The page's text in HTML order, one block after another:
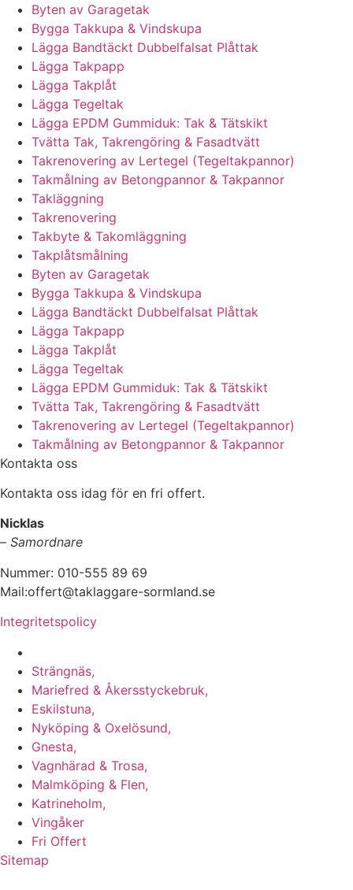
Byten av Garagetak
Bygga Takkupa & Vindskupa
Lägga Bandtäckt Dubbelfalsat Plåttak
Lägga Takpapp
Lägga Takplåt
Lägga Tegeltak
Lägga EPDM Gummiduk: Tak & Tätskikt
Tvätta Tak, Takrengöring & Fasadtvätt
Takrenovering av Lertegel (Tegeltakpannor)
Takmålning av Betongpannor & Takpannor
Takläggning
Takrenovering
Takbyte & Takomläggning
Takplåtsmålning
Byten av Garagetak
Bygga Takkupa & Vindskupa
Lägga Bandtäckt Dubbelfalsat Plåttak
Lägga Takpapp
Lägga Takplåt
Lägga Tegeltak
Lägga EPDM Gummiduk: Tak & Tätskikt
Tvätta Tak, Takrengöring & Fasadtvätt
Takrenovering av Lertegel (Tegeltakpannor)
Takmålning av Betongpannor & Takpannor
Kontakta oss
Kontakta oss idag för en fri offert.
Nicklas
– Samordnare
Nummer: 010-555 89 69
Mail:offert@taklaggare-sormland.se
Integritetspolicy
Strängnäs,
Mariefred & Åkersstyckebruk,
Eskilstuna,
Nyköping & Oxelösund,
Gnesta,
Vagnhärad & Trosa,
Malmköping & Flen,
Katrineholm,
Vingåker
Fri Offert
Sitemap